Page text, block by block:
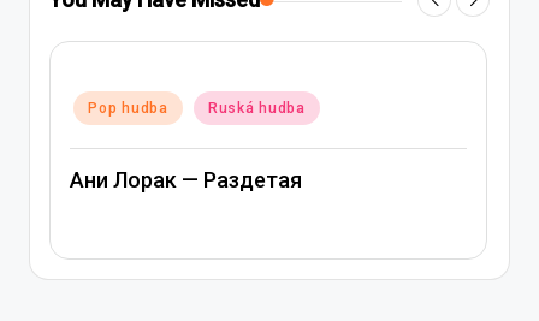
Posted
in
Pop hudba Ruská hudba
Ани Лорак — Раздетая